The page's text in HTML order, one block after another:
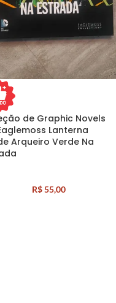
de Graphic Novels
Lanterna
Arqueiro Verde Na
R$55,00